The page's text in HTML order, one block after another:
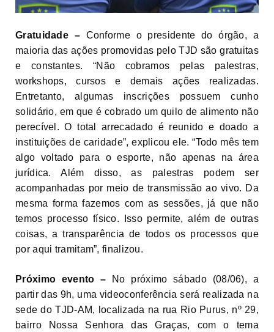
Gratuidade –Conforme o presidente do órgão, a
maioria das ações promovidas pelo TJD são gratuitas
e constantes. “Não cobramos pelas palestras,
workshops, cursos e demais ações realizadas.
Entretanto, algumas inscrições possuem cunho
solidário, em que é cobrado um quilo de alimento não
perecível. O total arrecadado é reunido e doado a
instituições de caridade”, explicou ele. “Todo mês tem
algo voltado para o esporte, não apenas na área
jurídica. Além disso, as palestras podem ser
acompanhadas por meio de transmissão ao vivo. Da
mesma forma fazemos com as sessões, já que não
temos processo físico. Isso permite, além de outras
coisas, a transparência de todos os processos que
por aqui tramitam”, finalizou.
Próximo evento – No próximo sábado (08/06), a
partir das 9h, uma videoconferência será realizada na
sede do TJD-AM, localizada na rua Rio Purus, nº 29,
bairro Nossa Senhora das Graças, com o tema